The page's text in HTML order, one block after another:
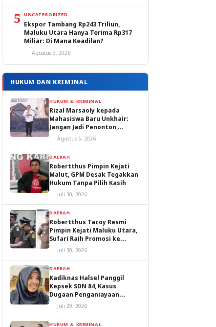
5 UNCATEGORIZED
Ekspor Tambang Rp243 Triliun,
Maluku Utara Hanya Terima Rp317
Miliar: Di Mana Keadilan?
Agustus 3, 2026
HUKUM DAN KRIMINAL
HUKUM & KRIMINAL
Rizal Marsaoly kepada
Mahasiswa Baru Unkhair:
Jangan Jadi Penonton,
Jadilah Penggerak Masa
Depan Ternate dan Maluku
Agustus 5, 2026
DAERAH
Robertthus Pimpin Kejati
Malut, GPM Desak Tegakkan
Hukum Tanpa Pilih Kasih
Juli 30, 2026
DAERAH
Robertthus Tacoy Resmi
Pimpin Kejati Maluku Utara,
Sufari Raih Promosi ke
Kejaksaan Agung
Juli 30, 2026
DAERAH
Kadiknas Halsel Panggil
Kepsek SDN 84, Kasus
Dugaan Penganiayaan
Diproses
Juli 29, 2026
HUKUM & KRIMINAL